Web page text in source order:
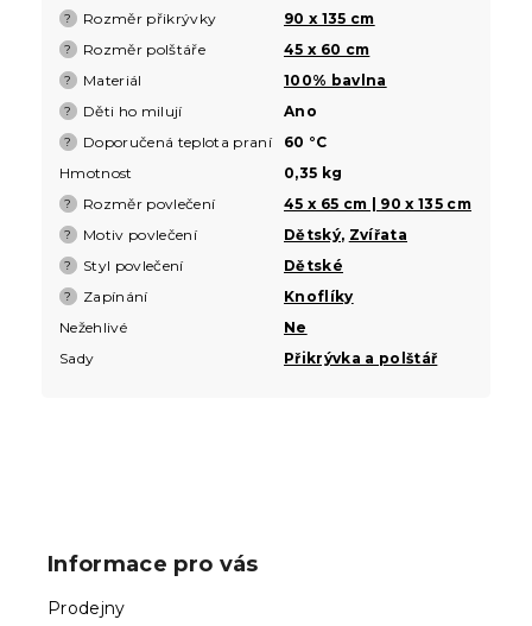
? Rozměr přikrývky 90 x 135 cm
? Rozměr polštáře 45 x 60 cm
? Materiál 100% bavlna
? Děti ho milují Ano
? Doporučená teplota praní
60 °C
Hmotnost
0,35 kg
? Rozměr povlečení 45 x 65 cm | 90 x 135 cm
? Motiv povlečení Dětský, Zvířata
? Styl povlečení Dětské
? Zapínání
Knoflíky
Nežehlivé
Ne
Sady
Přikrývka a polštář
Informace pro vás
Prodejny